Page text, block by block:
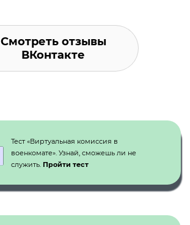
Смотреть отзывы
ВКонтакте
Тест «Виртуальная комиссия в
военкомате». Узнай, сможешь ли не
служить. Пройти тест